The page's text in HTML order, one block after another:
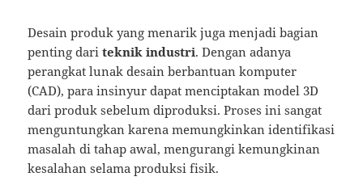
Desain produk yang menarik juga menjadi bagian
penting dariteknik industri. Dengan adanya
perangkat lunak desain berbantuan komputer
(CAD), para insinyur dapat menciptakan model 3D
dari produk sebelum diproduksi. Proses ini sangat
menguntungkan karena memungkinkan identifikasi
masalah di tahap awal, mengurangi kemungkinan
kesalahan selama produksi fisik.